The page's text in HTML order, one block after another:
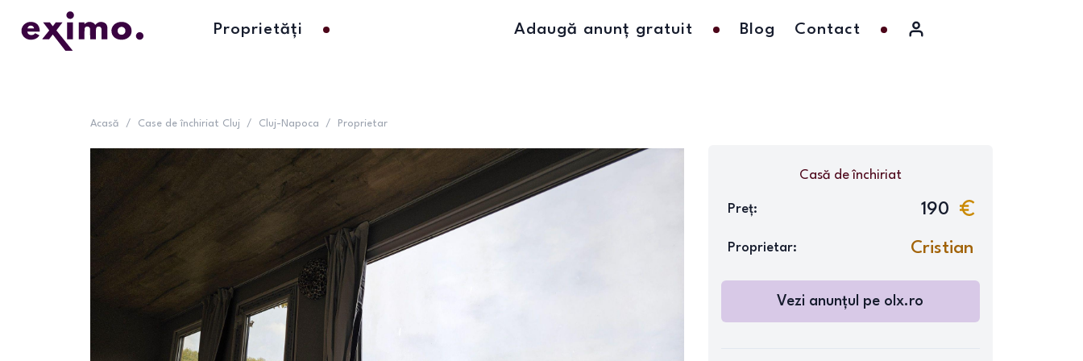
Proprietăți Adaugă anunț gratuit Blog Contact
Acasă / Case de închiriat Cluj / Cluj-Napoca / Proprietar
Casă de închiriat
Preț: 190
Proprietar: Cristian
Vezi anunțul pe olx.ro